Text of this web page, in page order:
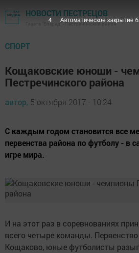
НОВОСТИ ПЕСТРЕЦОВ
Газета "Вперед" - Пестречинский район
СПОРТ
Кощаковские юноши -
Пестречинского района
автор, 5 октября 2017 - 10:24
С каждым годом становится все
первенства района по футболу - в
игре мира.
И на этот раз в соревнованиях
всего четыре команды.
Кощаково, юные футболисты
3 Автоматическое закрытие